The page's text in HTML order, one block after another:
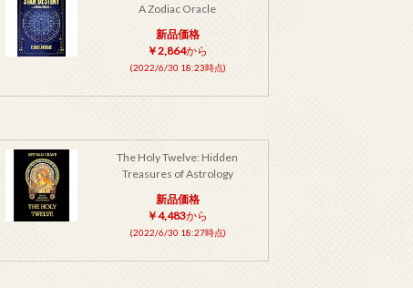
A Zodiac Oracle
新品価格
￥2,864から
(2022/6/30 18:23時点)
The Holy Twelve: Hidden
Treasures of Astrology
新品価格
￥4,483から
(2022/6/30 18:27時点)